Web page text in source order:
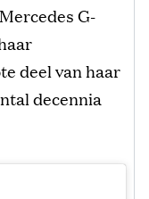
G-
deel van haar
decennia